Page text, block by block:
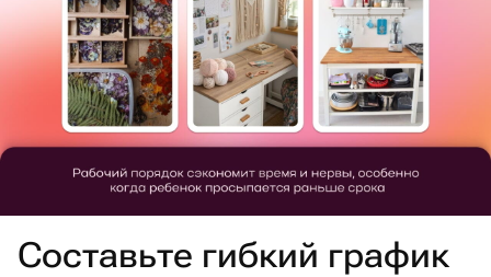
Составьте гибкий график